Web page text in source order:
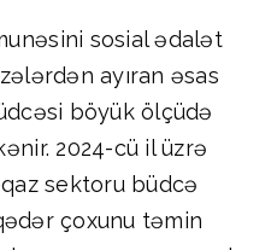
sosial ədalət
ayıran əsas
böyük ölçüdə
2024-cü il üzrə
sektoru büdcə
çoxunu təmin